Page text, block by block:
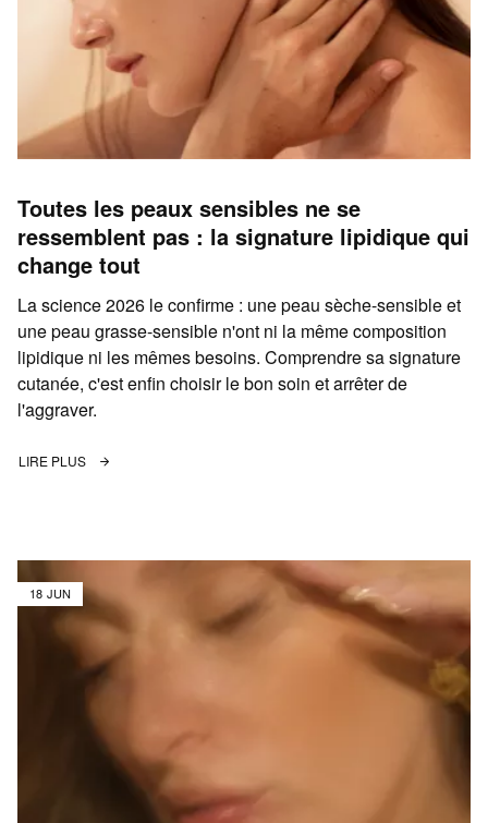
Toutes les peaux sensibles ne se
ressemblent pas : la signature lipidique qui
change tout
La science 2026 le confirme : une peau sèche-sensible et
une peau grasse-sensible n'ont ni la même composition
lipidique ni les mêmes besoins. Comprendre sa signature
cutanée, c'est enfin choisir le bon soin et arrêter de
l'aggraver.
LIRE PLUS
18 JUN